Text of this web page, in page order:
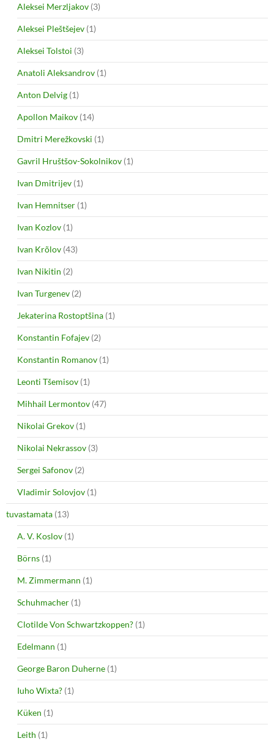
Aleksei Merzljakov (3)
Aleksei Pleštšejev (1)
Aleksei Tolstoi (3)
Anatoli Aleksandrov (1)
Anton Delvig (1)
Apollon Maikov (14)
Dmitri Merežkovski (1)
Gavril Hruštšov-Sokolnikov (1)
Ivan Dmitrijev (1)
Ivan Hemnitser (1)
Ivan Kozlov (1)
Ivan Krõlov (43)
Ivan Nikitin (2)
Ivan Turgenev (2)
Jekaterina Rostoptšina (1)
Konstantin Fofajev (2)
Konstantin Romanov (1)
Leonti Tšemisov (1)
Mihhail Lermontov (47)
Nikolai Grekov (1)
Nikolai Nekrassov (3)
Sergei Safonov (2)
Vladimir Solovjov (1)
tuvastamata (13)
A. V. Koslov (1)
Börns (1)
M. Zimmermann (1)
Schuhmacher (1)
Clotilde Von Schwartzkoppen? (1)
Edelmann (1)
George Baron Duherne (1)
Iuho Wixta? (1)
Küken (1)
Leith (1)